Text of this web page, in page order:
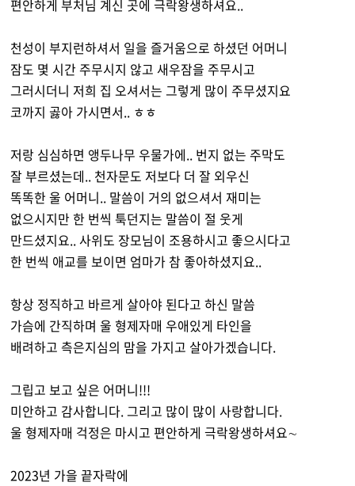
편안하게 부처님 계신 곳에 극락왕생하셔요..
천성이 부지런하셔서 일을 즐거움으로 하셨던 어머니
잠도 몇 시간 주무시지 않고 새우잠을 주무시고
그러시더니 저희 집 오셔서는 그렇게 많이 주무셨지요
코까지 곯아 가시면서.. ㅎㅎ
저랑 심심하면 앵두나무 우물가에.. 번지 없는 주막도
잘 부르셨는데.. 천자문도 저보다 더 잘 외우신
똑똑한 울 어머니.. 말씀이 거의 없으셔서 재미는
없으시지만 한 번씩 툭던지는 말씀이 절 웃게
만드셨지요.. 사위도 장모님이 조용하시고 좋으시다고
한 번씩 애교를 보이면 엄마가 참 좋아하셨지요..
항상 정직하고 바르게 살아야 된다고 하신 말씀
가슴에 간직하며 울 형제자매 우애있게 타인을
배려하고 측은지심의 맘을 가지고 살아가겠습니다.
그립고 보고 싶은 어머니!!!
미안하고 감사합니다. 그리고 많이 많이 사랑합니다.
울 형제자매 걱정은 마시고 편안하게 극락왕생하셔요∼
2023년 가을 끝자락에